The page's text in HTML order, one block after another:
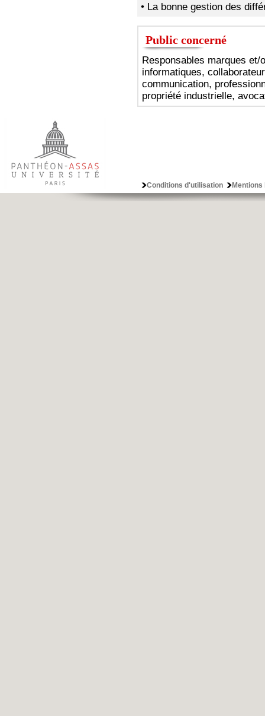
• La bonne gestion des
Public concerné
Responsables marques et/
informatiques,
communication,
propriété industrielle,
Conditions d'utilisation Mentions